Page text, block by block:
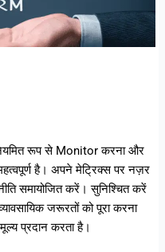
रूप से Monitor करना और
है। अपने मेट्रिक्स पर नज़र
समायोजित करें। सुनिश्चित करें
जरूरतों को पूरा करना
प्रदान करता है।